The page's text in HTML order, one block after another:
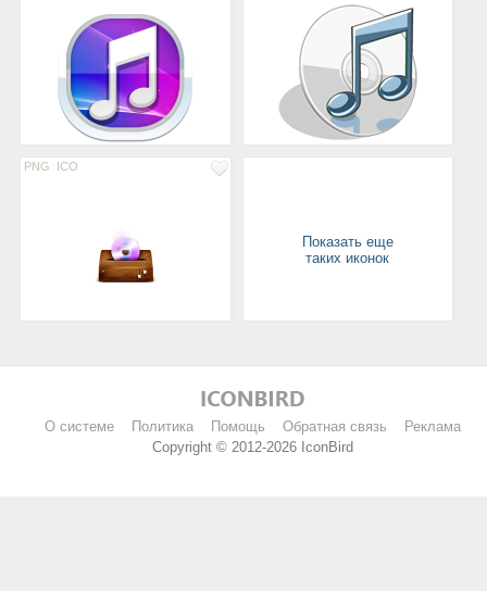
PNG ICO
Показать еще
таких иконок
О системе Политика Помощь Обратная связь
Реклама
Copyright © 2012-2026 IconBird